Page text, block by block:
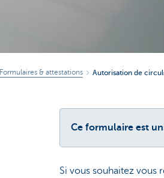
Formulaires & attestations Autorisation de
Ce formulaire est
Si vous souhaitez vous